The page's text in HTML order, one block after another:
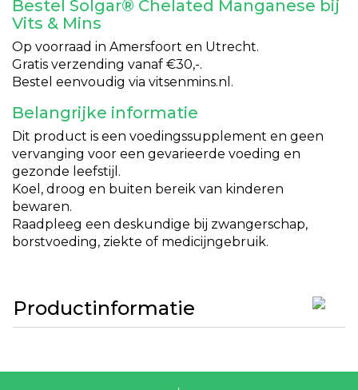
Bestel Solgar® Chelated Manganese bij
Vits & Mins
Op voorraad in Amersfoort en Utrecht.
Gratis verzending vanaf €30,-.
Bestel eenvoudig via vitsenmins.nl.
Belangrijke informatie
Dit product is een voedingssupplement en geen
vervanging voor een gevarieerde voeding en
gezonde leefstijl.
Koel, droog en buiten bereik van kinderen
bewaren.
Raadpleeg een deskundige bij zwangerschap,
borstvoeding, ziekte of medicijngebruik.
Productinformatie